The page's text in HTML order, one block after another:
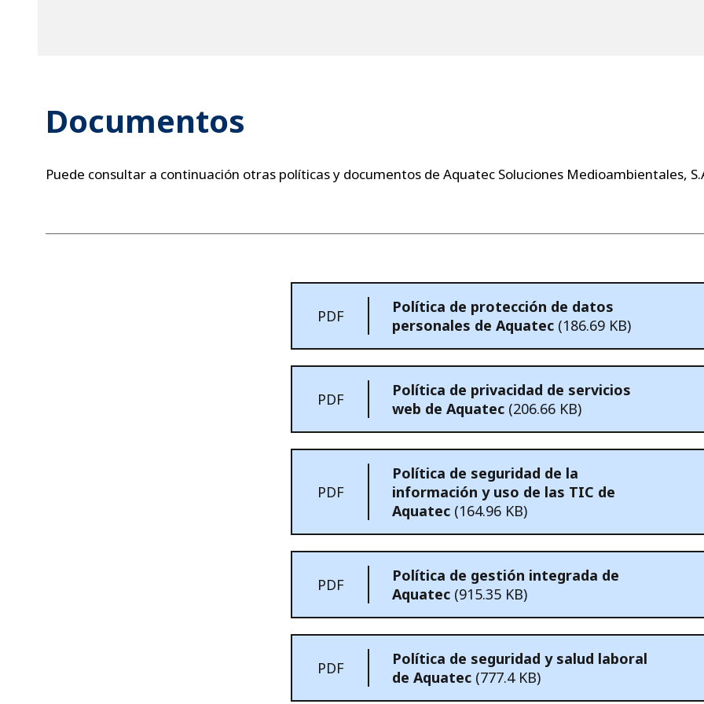
Documentos
Puede consultar a continuación otras políticas y documentos de Aquatec Soluciones Medioambientales,
PDF
Política de protección de datos
personales de Aquatec (186.69 KB)
PDF
Política de privacidad de servicios
web de Aquatec (206.66 KB)
PDF
Política de seguridad de la
información y uso de las TIC de
Aquatec (164.96 KB)
PDF
Política de gestión integrada de
Aquatec (915.35 KB)
PDF
Política de seguridad y salud laboral
de Aquatec (777.4 KB)